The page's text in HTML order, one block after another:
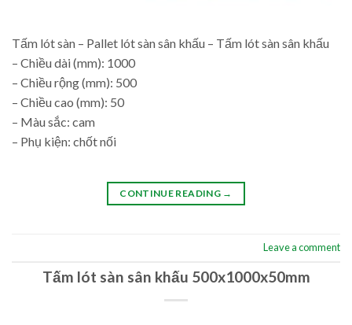
Tấm lót sàn – Pallet lót sàn sân khấu – Tấm lót sàn sân khấu
– Chiều dài (mm): 1000
– Chiều rộng (mm): 500
– Chiều cao (mm): 50
– Màu sắc: cam
– Phụ kiện: chốt nối
CONTINUE READING →
Leave a comment
Tấm lót sàn sân khấu 500x1000x50mm